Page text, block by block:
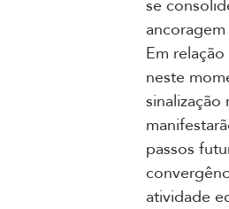
se
Em
neste
passos
atividade